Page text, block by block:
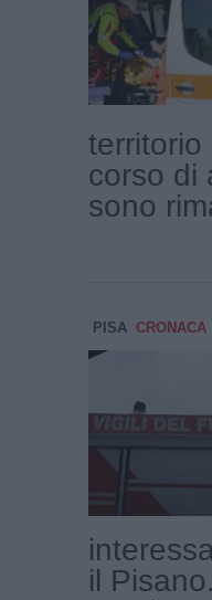
territorio
corso di
sono
PISA CRONACA
il